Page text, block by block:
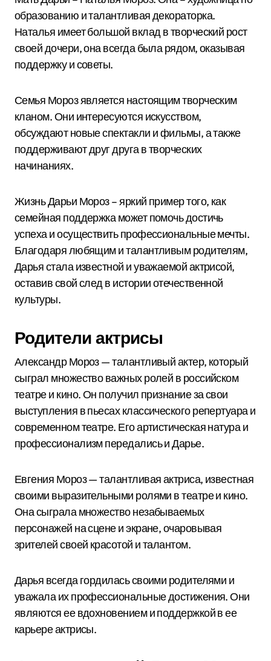
образованию и талантливая декораторка.
Наталья имеет большой вклад в творческий рост
своей дочери, она всегда была рядом, оказывая
поддержку и советы.
Семья Мороз является настоящим творческим
кланом. Они интересуются искусством,
обсуждают новые спектакли и фильмы, а также
поддерживают друг друга в творческих
начинаниях.
Жизнь Дарьи Мороз – яркий пример того, как
семейная поддержка может помочь достичь
успеха и осуществить профессиональные мечты.
Благодаря любящим и талантливым родителям,
Дарья стала известной и уважаемой актрисой,
оставив свой след в истории отечественной
культуры.
Родители актрисы
Александр Мороз — талантливый актер, который
сыграл множество важных ролей в российском
театре и кино. Он получил признание за свои
выступления в пьесах классического репертуара и
современном театре. Его артистическая натура и
профессионализм передались и Дарье.
Евгения Мороз — талантливая актриса, известная
своими выразительными ролями в театре и кино.
Она сыграла множество незабываемых
персонажей на сцене и экране, очаровывая
зрителей своей красотой и талантом.
Дарья всегда гордилась своими родителями и
уважала их профессиональные достижения. Они
являются ее вдохновением и поддержкой в ее
карьере актрисы.